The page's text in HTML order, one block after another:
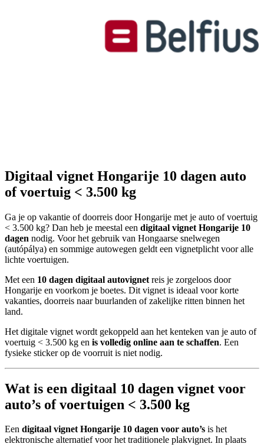
Digitaal vignet Hongarije 10 dagen auto
of voertuig < 3.500 kg
Ga je op vakantie of doorreis door Hongarije met je auto of voertuig
< 3.500 kg? Dan heb je meestal een digitaal vignet Hongarije 10
dagen nodig. Voor het gebruik van Hongaarse snelwegen
(autópálya) en sommige autowegen geldt een vignetplicht voor alle
lichte voertuigen.
Met een 10 dagen digitaal autovignet reis je zorgeloos door
Hongarije en voorkom je boetes. Dit vignet is ideaal voor korte
vakanties, doorreis naar buurlanden of zakelijke ritten binnen het
land.
Het digitale vignet wordt gekoppeld aan het kenteken van je auto of
voertuig < 3.500 kg en is volledig online aan te schaffen. Een
fysieke sticker op de voorruit is niet nodig.
Wat is een digitaal 10 dagen vignet voor
auto’s of voertuigen < 3.500 kg
Een digitaal vignet Hongarije 10 dagen voor auto’s is het
elektronische alternatief voor het traditionele plakvignet. In plaats